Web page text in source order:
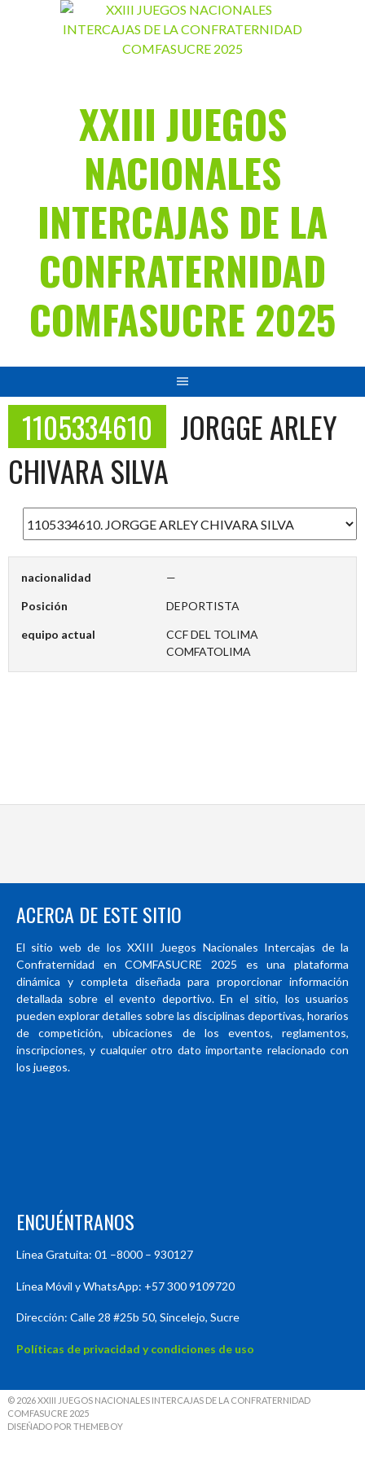
XXIII JUEGOS
NACIONALES
INTERCAJAS DE LA
CONFRATERNIDAD
COMFASUCRE 2025
1105334610
JORGGE ARLEY
CHIVARA SILVA
nacionalidad —
Posición DEPORTISTA
equipo actual
CCF DEL TOLIMA
COMFATOLIMA
ACERCA DE ESTE SITIO
El sitio web de los XXIII Juegos Nacionales Intercajas de la
Confraternidad en COMFASUCRE 2025 es una plataforma
dinámica y completa diseñada para proporcionar información
detallada sobre el evento deportivo. En el sitio, los usuarios
pueden explorar detalles sobre las disciplinas deportivas, horarios
de competición, ubicaciones de los eventos, reglamentos,
inscripciones, y cualquier otro dato importante relacionado con
los juegos.
ENCUÉNTRANOS
Línea Gratuita: 01 –8000 – 930127
Línea Móvil y WhatsApp: +57 300 9109720
Dirección: Calle 28 #25b 50, Sincelejo, Sucre
Políticas de privacidad y condiciones de uso
© 2026 XXIII JUEGOS NACIONALES INTERCAJAS DE LA CONFRATERNIDAD
COMFASUCRE 2025
DISEÑADO POR THEMEBOY